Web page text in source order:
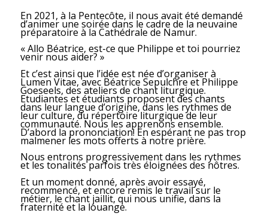
En 2021, à la Pentecôte, il nous avait été demandé
d’animer une soirée dans le cadre de la neuvaine
préparatoire à la Cathédrale de Namur.
« Allo Béatrice, est-ce que Philippe et toi pourriez
venir nous aider? »
Et c’est ainsi que l’idée est née d’organiser à
Lumen Vitae, avec Béatrice Sepulchre et Philippe
Goeseels, des ateliers de chant liturgique.
Etudiantes et étudiants proposent des chants
dans leur langue d’origine, dans les rythmes de
leur culture, du répertoire liturgique de leur
communauté. Nous les apprenons ensemble.
D’abord la prononciation! En espérant ne pas trop
malmener les mots offerts à notre prière.
Nous entrons progressivement dans les rythmes
et les tonalités parfois très éloignées des nôtres.
Et un moment donné, après avoir essayé,
recommencé, et encore remis le travail sur le
métier, le chant jaillit, qui nous unifie, dans la
fraternité et la louange.